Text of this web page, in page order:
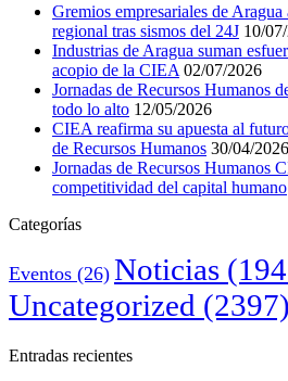
Gremios empresariales de
regional tras sismos del 24J 10/
Industrias de Aragua suman
acopio de la CIEA 02/07/2026
Jornadas de Recursos Humanos
todo lo alto 12/05/2026
CIEA reafirma su apuesta al
de Recursos Humanos 30/04/2026
Jornadas de Recursos Humanos
competitividad del capital humano
Categorías
Eventos (26) Noticias
Uncategorized (2397)
Entradas recientes